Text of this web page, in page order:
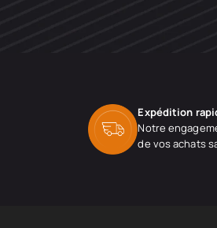
Expédition
Notre
de vos achats